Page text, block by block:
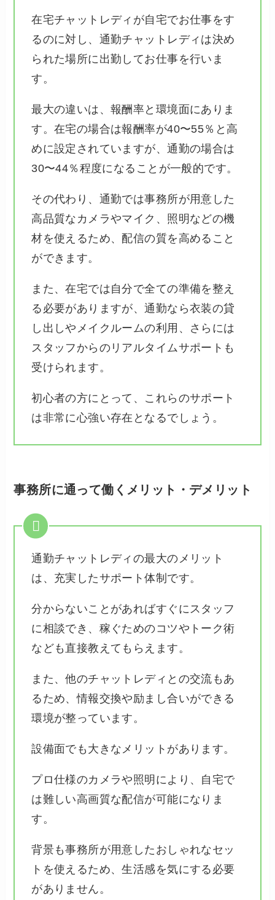
在宅チャットレディが自宅でお仕事をす
るのに対し、通勤チャットレディは決め
られた場所に出勤してお仕事を行いま
す。
最大の違いは、報酬率と環境面にありま
す。在宅の場合は報酬率が40〜55％と高
めに設定されていますが、通勤の場合は
30〜44％程度になることが一般的です。
その代わり、通勤では事務所が用意した
高品質なカメラやマイク、照明などの機
材を使えるため、配信の質を高めること
ができます。
また、在宅では自分で全ての準備を整え
る必要がありますが、通勤なら衣装の貸
し出しやメイクルームの利用、さらには
スタッフからのリアルタイムサポートも
受けられます。
初心者の方にとって、これらのサポート
は非常に心強い存在となるでしょう。
事務所に通って働くメリット・デメリット
通勤チャットレディの最大のメリット
は、充実したサポート体制です。
分からないことがあればすぐにスタッフ
に相談でき、稼ぐためのコツやトーク術
なども直接教えてもらえます。
また、他のチャットレディとの交流もあ
るため、情報交換や励まし合いができる
環境が整っています。
設備面でも大きなメリットがあります。
プロ仕様のカメラや照明により、自宅で
は難しい高画質な配信が可能になりま
す。
背景も事務所が用意したおしゃれなセッ
トを使えるため、生活感を気にする必要
がありません。